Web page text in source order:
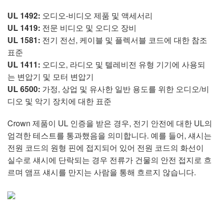
UL 1492: 오디오-비디오 제품 및 액세서리
UL 1419: 전문 비디오 및 오디오 장비
UL 1581: 전기 전선, 케이블 및 플렉서블 코드에 대한 참조
표준
UL 1411: 오디오, 라디오 및 텔레비전 유형 기기에 사용되
는 변압기 및 모터 변압기
UL 6500: 가정, 상업 및 유사한 일반 용도를 위한 오디오/비
디오 및 악기 장치에 대한 표준
Crown 제품이 UL 인증을 받은 경우, 전기 안전에 대한 UL의
엄격한 테스트를 통과했음을 의미합니다. 예를 들어, 섀시는
전원 코드의 원형 핀에 접지되어 있어 전원 코드의 화선이
실수로 섀시에 단락되는 경우 전류가 건물의 안전 접지로 흐
르며 앰프 섀시를 만지는 사람을 통해 흐르지 않습니다.